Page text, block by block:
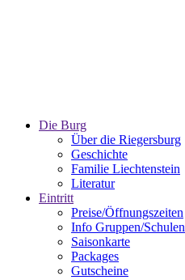
Die Burg
Über die Riegersburg
Geschichte
Familie Liechtenstein
Literatur
Eintritt
Preise/Öffnungszeiten
Info Gruppen/Schulen
Saisonkarte
Packages
Gutscheine